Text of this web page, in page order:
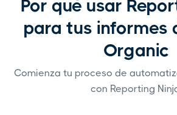
Por qué usar
para tus informes
Organic
Comienza tu proceso de
con Reporting